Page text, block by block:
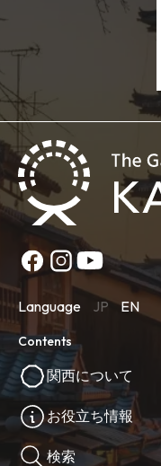
Language JP EN
Contents
関西について
お役立ち情報
検索